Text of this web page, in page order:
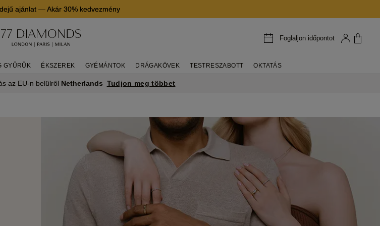
ajánlat —Akár 30% kedvezmény
Foglaljon időpontot
GYŰRŰK ÉKSZEREK GYÉMÁNTOK DRÁGAKÖVEK TESTRESZABOTT OKTATÁS
az EU-n belülről Netherlands Tudjon meg többet